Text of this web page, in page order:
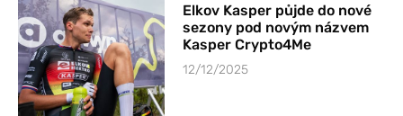
Elkov Kasper půjde do nové
sezony pod novým názvem
Kasper Crypto4Me
12/12/2025